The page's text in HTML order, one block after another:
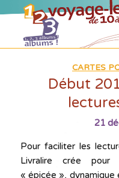
CARTES
Début
21
Pour faciliter les
Livralire crée pour
« épicée », dynamique